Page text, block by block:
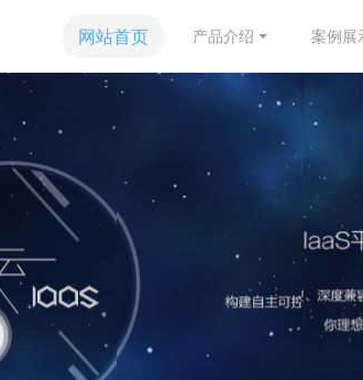
网站首页 产品介绍 案例展